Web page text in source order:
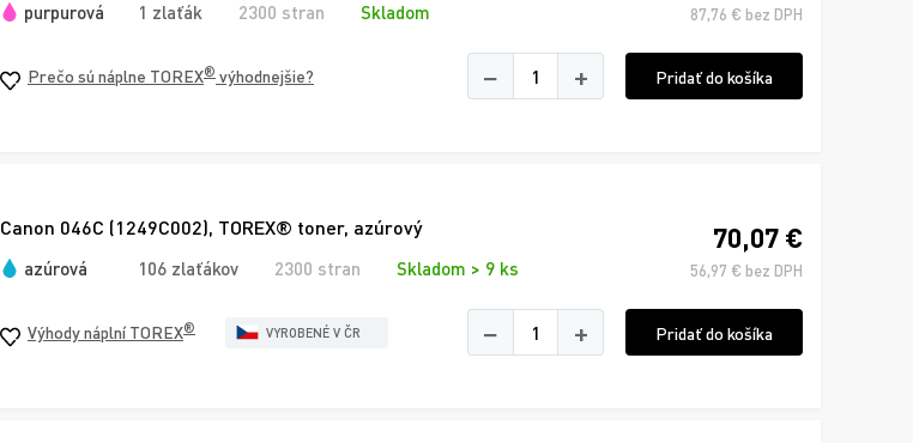
purpurová 1 zlaťák 2300 stran Skladom 87,76 € bez DPH
Prečo sú náplne TOREX® výhodnejšie? − + Pridať do košíka
Canon 046C (1249C002), TOREX® toner, azúrový
azúrová 106 zlaťákov 2300 stran Skladom > 9 ks
70,07 €
56,97 € bez DPH
Výhody náplní TOREX® VYROBENÉ V ČR − + Pridať do košíka